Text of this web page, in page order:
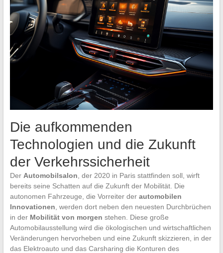
Die aufkommenden
Technologien und die Zukunft
der Verkehrssicherheit
Der Automobilsalon, der 2020 in Paris stattfinden soll, wirft
bereits seine Schatten auf die Zukunft der Mobilität. Die
autonomen Fahrzeuge, die Vorreiter der automobilen
Innovationen, werden dort neben den neuesten Durchbrüchen
in der Mobilität von morgen stehen. Diese große
Automobilausstellung wird die ökologischen und wirtschaftlichen
Veränderungen hervorheben und eine Zukunft skizzieren, in der
das Elektroauto und das Carsharing die Konturen des